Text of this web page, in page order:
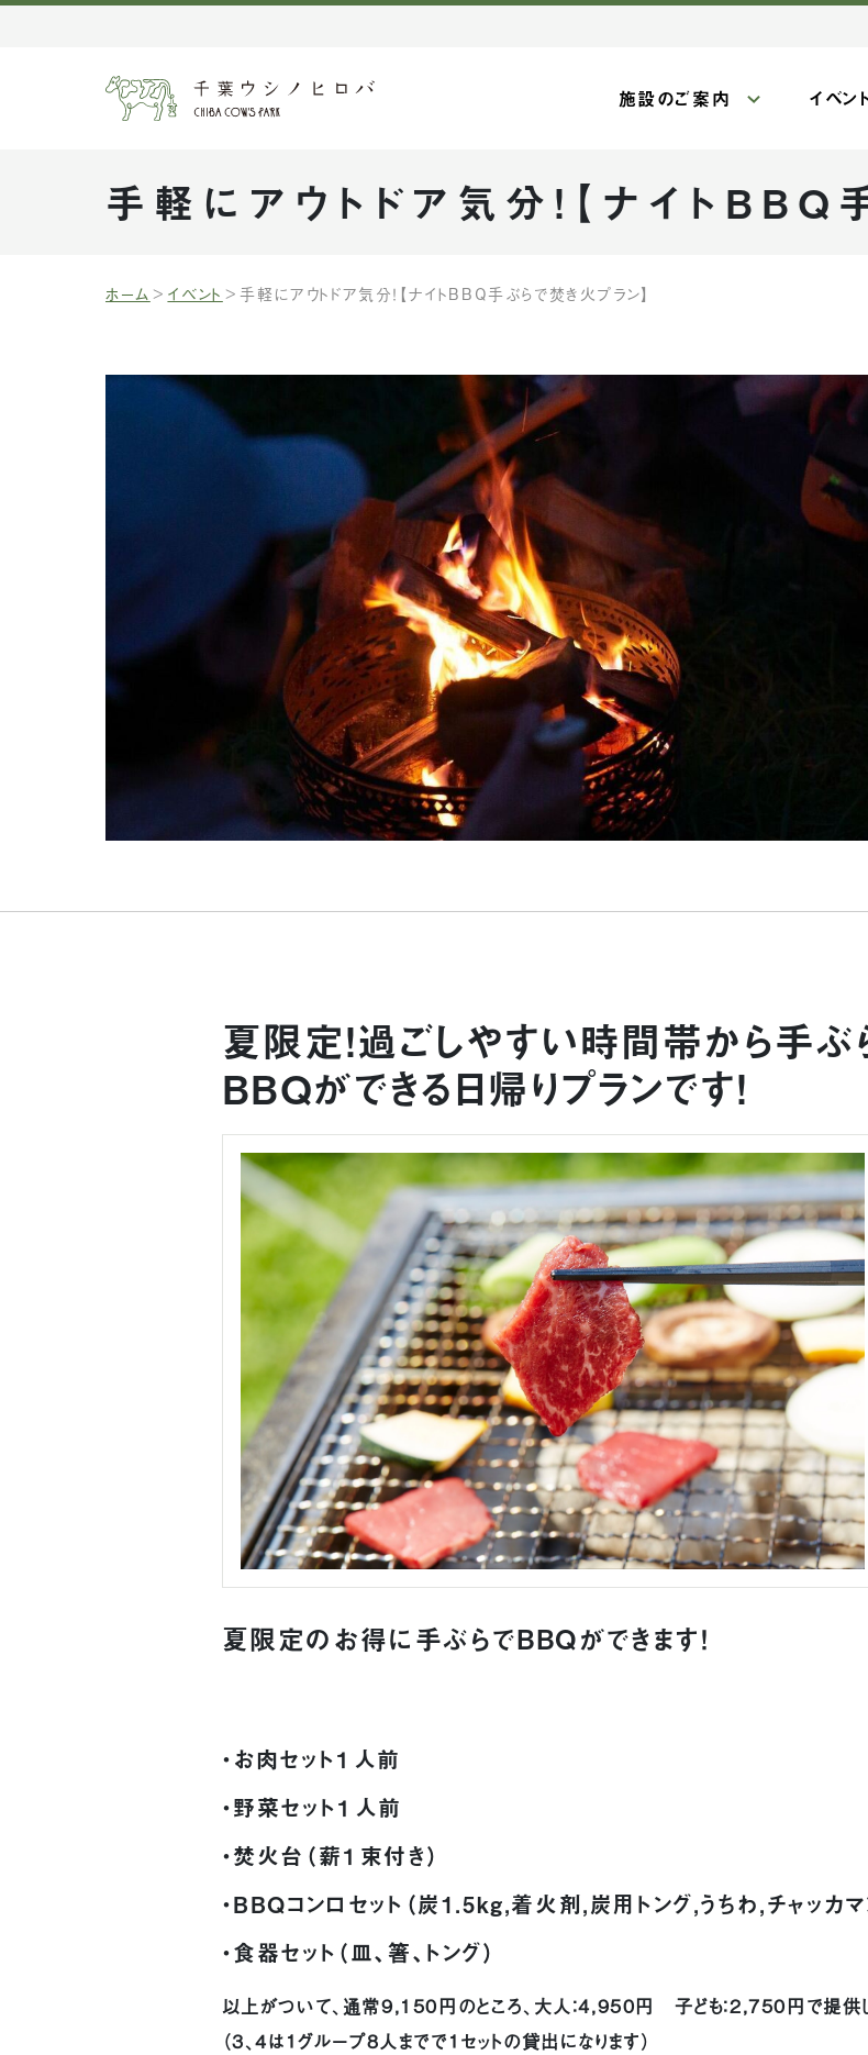
施設のご案内 イベン
手軽にアウトドア気分！【ナイトBBQ
ホーム イベント 手軽にアウトドア気分！【ナイトBBQ手ぶらで焚き火プラン】
夏限定！過ごしやすい時間帯から手ぶ
BBQができる日帰りプランです！
夏限定のお得に手ぶらでBBQができます！
・お肉セット１人前
・野菜セット１人前
・焚火台（薪１束付き）
・BBQコンロセット（炭1.5kg,着火剤,炭用トング,うちわ,チャッカマ
・食器セット（皿、箸、トング）
以上がついて、通常9,150円のところ、大人：4,950円 子ども：2,750円で提供し
（３、４は１グループ８人までで１セットの貸出になります）